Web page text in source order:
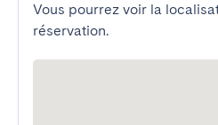
Vous pourrez voir la
réservation.